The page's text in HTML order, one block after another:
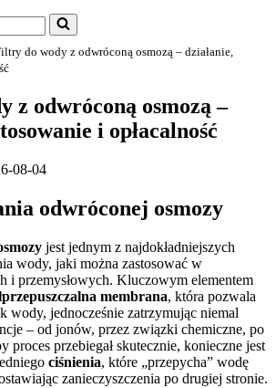
do wody z odwróconą osmozą – działanie,
z odwróconą osmozą –
i opłacalność
08-04
odwróconej osmozy
jest jednym z najdokładniejszych
wody, jaki można zastosować w
i przemysłowych. Kluczowym elementem
membrana, która pozwala
wody, jednocześnie zatrzymując niemal
– od jonów, przez związki chemiczne, po
proces przebiegał skutecznie, konieczne jest
ciśnienia, które „przepycha” wodę
zanieczyszczenia po drugiej stronie.